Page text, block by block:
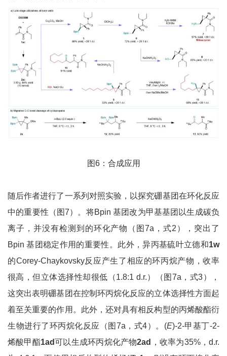
图6：合成应用
随后作者进行了一系列对照实验，以探究硼基团在环化反应
中的重要性（图7）。将Bpin 基团改为甲基基团以生成碳负
离子，并没有检测到的环化产物（图7a，式2），突出了
Bpin 基团稳定作用的重要性。此外，异丙基硫叶立德和1w
的Corey-Chaykovsky反应产生了相应的环丙烷产物，收率
很高，但立体选择性却很低（1.8:1 d.r.）（图7a，式3），
这突出表明硼基团在控制环丙烷化反应的立体选择性方面起
着至关重要的作用。此外，还对具有相反构型的丙烯酸酯衍
生物进行了环丙烷化反应（图7a，式4）。(E)-2-甲基丁-2-
烯酸甲酯1ad可以生成环丙烷化产物2ad
，收率为35%，d.r.